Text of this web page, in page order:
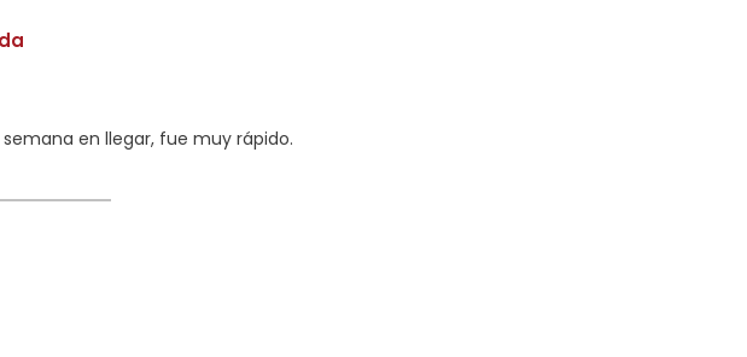
en llegar, fue muy rápido.